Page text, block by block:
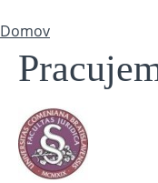
Nachádzate sa tu
Domov